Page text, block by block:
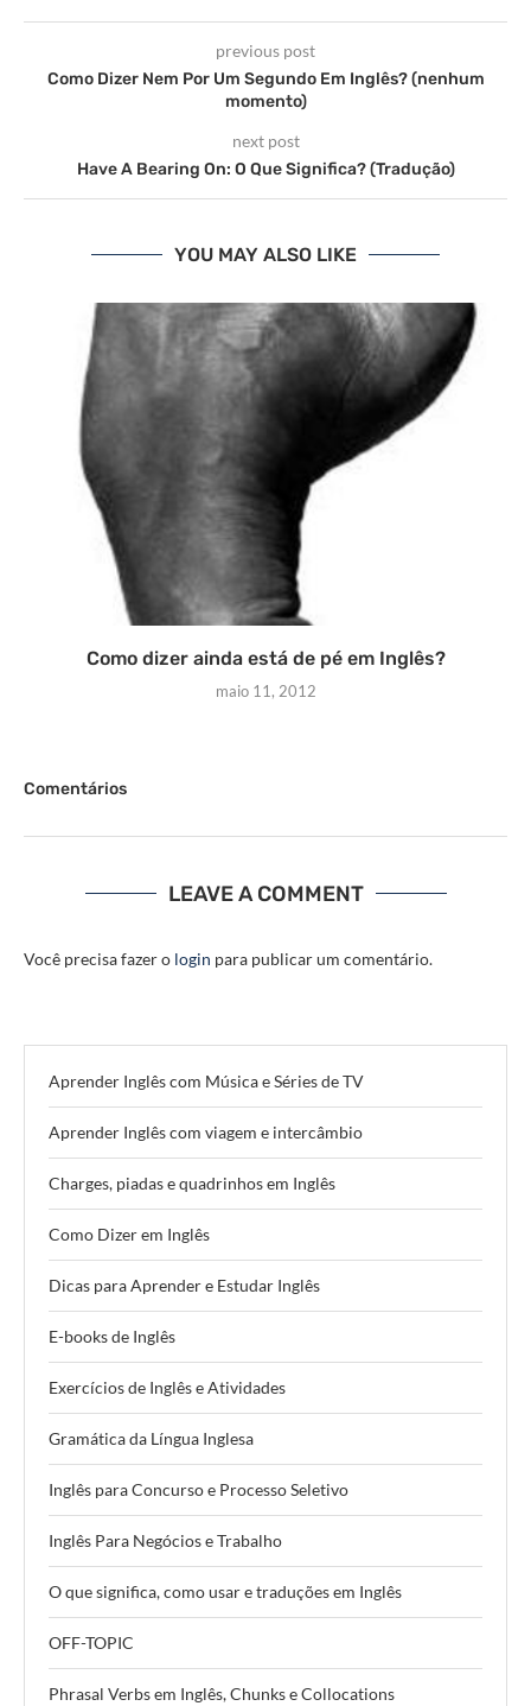
previous post
Como Dizer Nem Por Um Segundo Em Inglês? (nenhum
momento)
next post
Have A Bearing On: O Que Significa? (Tradução)
YOU MAY ALSO LIKE
Como dizer ainda está de pé em Inglês?
maio 11, 2012
Comentários
LEAVE A COMMENT
Você precisa fazer o login para publicar um comentário.
Aprender Inglês com Música e Séries de TV
Aprender Inglês com viagem e intercâmbio
Charges, piadas e quadrinhos em Inglês
Como Dizer em Inglês
Dicas para Aprender e Estudar Inglês
E-books de Inglês
Exercícios de Inglês e Atividades
Gramática da Língua Inglesa
Inglês para Concurso e Processo Seletivo
Inglês Para Negócios e Trabalho
O que significa, como usar e traduções em Inglês
OFF-TOPIC
Phrasal Verbs em Inglês, Chunks e Collocations